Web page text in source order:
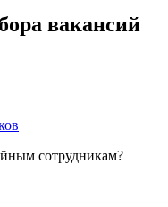
вакансий
сотрудникам?